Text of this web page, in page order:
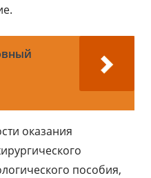
оказания
пособия,